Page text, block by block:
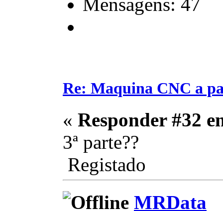
Re: Maquina CNC a
« Responder #32
3ª parte??
Registado
MRData